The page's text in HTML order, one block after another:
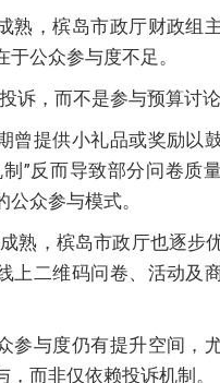
熟，槟岛市政厅财政组
公众参与度不足。
诉，而不是参与预算讨
曾提供小礼品或奖励以
制”反而导致部分问卷质
众参与模式。
熟，槟岛市政厅也逐步
上二维码问卷、活动及
参与度仍有提升空间，
而非仅依赖投诉机制。